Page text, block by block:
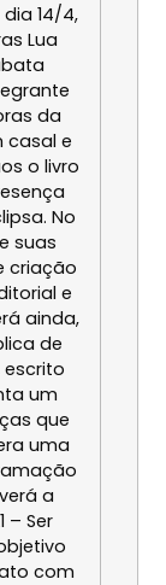
dia 14/4,
Lua
da
casal e
o livro
No
suas
criação
e
ainda,
de
escrito
um
que
uma
a
– Ser
com